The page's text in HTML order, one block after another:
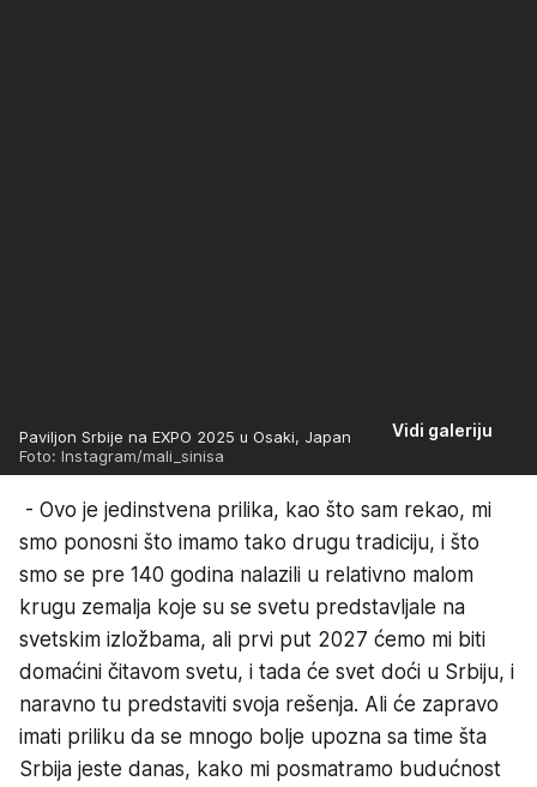
Vidi galeriju
Paviljon Srbije na EXPO 2025 u Osaki, Japan
Foto: Instagram/mali_sinisa
- Ovo je jedinstvena prilika, kao što sam rekao, mi
smo ponosni što imamo tako drugu tradiciju, i što
smo se pre 140 godina nalazili u relativno malom
krugu zemalja koje su se svetu predstavljale na
svetskim izložbama, ali prvi put 2027 ćemo mi biti
domaćini čitavom svetu, i tada će svet doći u Srbiju, i
naravno tu predstaviti svoja rešenja. Ali će zapravo
imati priliku da se mnogo bolje upozna sa time šta
Srbija jeste danas, kako mi posmatramo budućnost